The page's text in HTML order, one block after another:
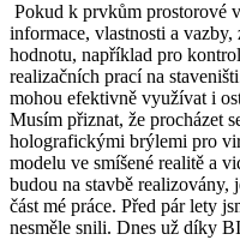
Pokud k prvkům prostorové
informace, vlastnosti a
hodnotu, například pro
realizačních prací na
mohou efektivně využívat i
Musím přiznat, že procházet
holografickými brýlemi pro
modelu ve smíšené realitě a
budou na stavbě realizovány,
část mé práce. Před pár lety
nesměle snili. Dnes už díky